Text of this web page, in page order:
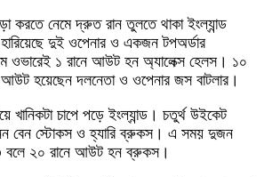
করতে নেমে দ্রুত রান তুলতে থাকা ইংল্যান্ড
দুই ওপেনার ও একজন টপঅর্ডার
ওভারেই ১ রানে আউট হন অ্যালেক্স হেলস। ১০
আউট হয়েছেন দলনেতা ও ওপেনার জস বাটলার।
খানিকটা চাপে পড়ে ইংল্যান্ড। চতুর্থ উইকেট
বেন স্টোকস ও হ্যারি ব্রুকস। এ সময় দুজন
বলে ২০ রানে আউট হন ব্রুকস।